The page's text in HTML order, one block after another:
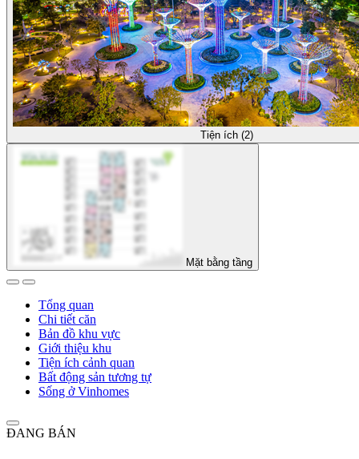
Tiện ích (2)
Mặt bằng tầng
Tổng quan
Chi tiết căn
Bản đồ khu vực
Giới thiệu khu
Tiện ích cảnh quan
Bất động sản tương tự
Sống ở Vinhomes
ĐANG BÁN